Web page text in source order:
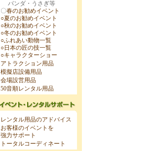
パンダ・うさぎ等
〇春のお勧めイベント
○夏のお勧めイベント
○秋のお勧めイベント
○冬のお勧めイベント
○ふれあい動物一覧
○日本の匠の技一覧
○キャラクターショー
アトラクション用品
模擬店設備用品
会場設営用品
50音順レンタル用品
レンタル用品のアドバイス
お客様のイベントを
強力サポート
トータルコーディネート